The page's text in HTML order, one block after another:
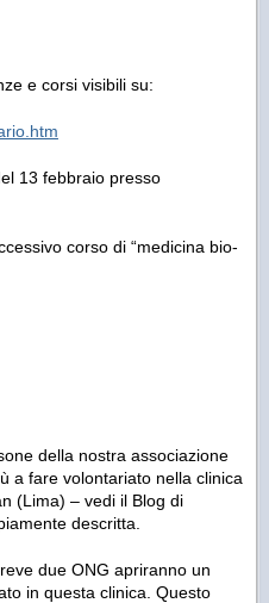
e corsi visibili su:
13 febbraio presso
corso di “medicina bio-
della nostra associazione
a fare volontariato nella clinica
(Lima) – vedi il Blog di
descritta.
due ONG apriranno un
in questa clinica. Questo